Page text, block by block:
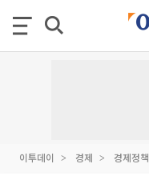
이투데이 경제 경제정책